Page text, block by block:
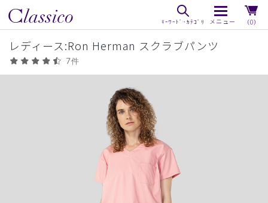
（0）
レディース:Ron Herman スクラブパンツ
7件